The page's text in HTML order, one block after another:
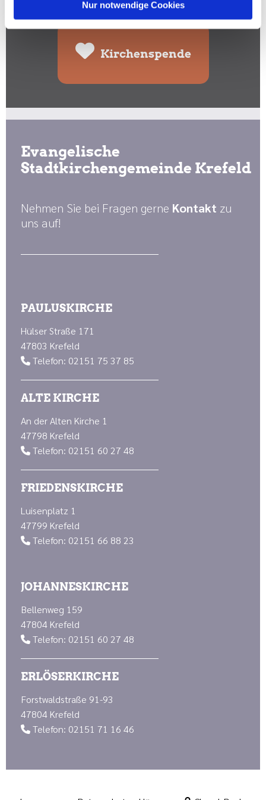
Nur notwendige Cookies
Spenden Sie hier:
Kirchenspende
Evangelische
Stadtkirchengemeinde Krefeld
Nehmen Sie bei Fragen gerne Kontakt zu
uns auf!
PAULUSKIRCHE
Hülser Straße 171
47803 Krefeld
 Telefon: 02151 75 37 85
ALTE KIRCHE
An der Alten Kirche 1
47798 Krefeld
 Telefon: 02151 60 27 48
FRIEDENSKIRCHE
Luisenplatz 1
47799 Krefeld
 Telefon: 02151 66 88 23
JOHANNESKIRCHE
Bellenweg 159
47804 Krefeld
 Telefon: 02151 60 27 48
ERLÖSERKIRCHE
Forstwaldstraße 91-93
47804 Krefeld
 Telefon: 02151 71 16 46